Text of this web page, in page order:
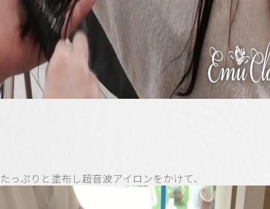
たっぷりと塗布し超音波アイロンをかけて、